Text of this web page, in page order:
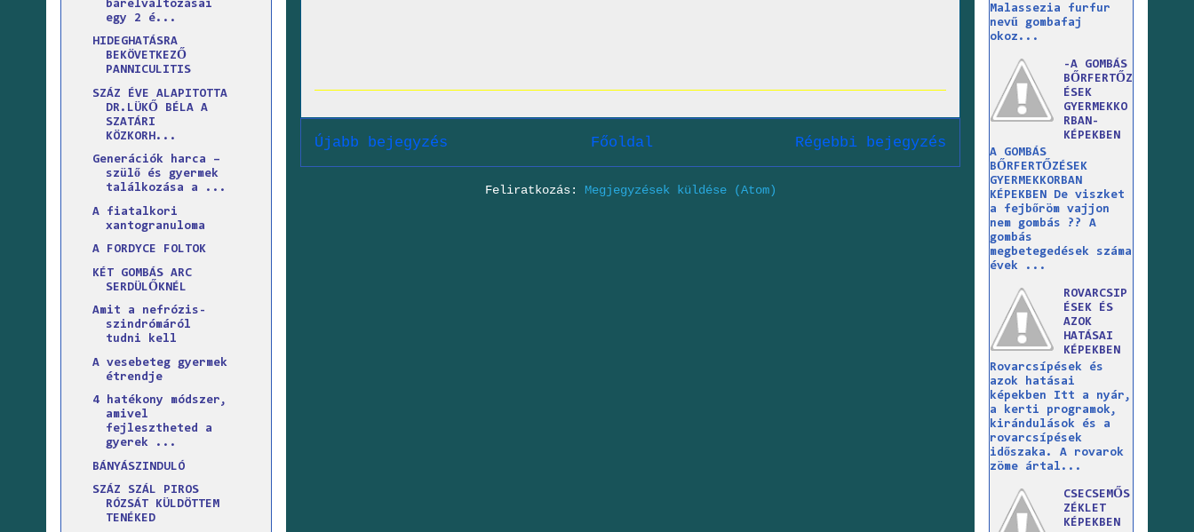
Újabb bejegyzés Régebbi bejegyzés
Főoldal
Feliratkozás: Megjegyzések küldése (Atom)
bárelváltozásai
egy 2 é...
HIDEGHATÁSRA
BEKÖVETKEZŐ
PANNICULITIS
SZÁZ ÉVE ALAPITOTTA
DR.LÜKŐ BÉLA A
SZATÁRI
KÖZKORH...
Generációk harca –
szülő és gyermek
találkozása a ...
A fiatalkori
xantogranuloma
A FORDYCE FOLTOK
KÉT GOMBÁS ARC
SERDÜLŐKNÉL
Amit a nefrózis-
szindrómáról
tudni kell
A vesebeteg gyermek
étrendje
4 hatékony módszer,
amivel
fejlesztheted a
gyerek ...
BÁNYÁSZINDULÓ
SZÁZ SZÁL PIROS
RÓZSÁT KÜLDÖTTEM
TENÉKED
Malassezia furfur
nevű gombafaj
okoz...
-A GOMBÁS
BŐRFERTŐZ
ÉSEK
GYERMEKKO
RBAN-
KÉPEKBEN
A GOMBÁS
BŐRFERTŐZÉSEK
GYERMEKKORBAN
KÉPEKBEN De viszket
a fejbőröm vajjon
nem gombás ?? A
gombás
megbetegedések száma
évek ...
ROVARCSIP
ÉSEK ÉS
AZOK
HATÁSAI
KÉPEKBEN
Rovarcsípések és
azok hatásai
képekben Itt a nyár,
a kerti programok,
kirándulások és a
rovarcsípések
időszaka. A rovarok
zöme ártal...
CSECSEMŐS
ZÉKLET
KÉPEKBEN